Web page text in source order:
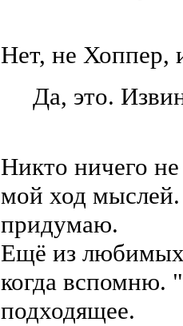
Нет, не Хоппер,
Да, это.
Никто ничего
мой ход
придумаю.
Ещё из
когда вспомню.
подходящее.